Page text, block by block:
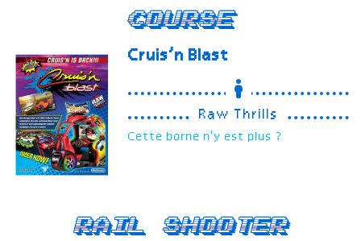
Course
Cruis’n Blast
Raw Thrills
Cette borne n'y est plus ?
Rail Shooter